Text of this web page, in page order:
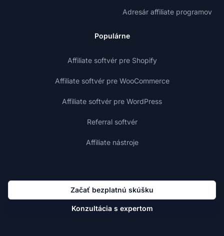
Adresár affiliate programov
Populárne
Affiliate softvér pre Shopify
Affiliate softvér pre WooCommerce
Affiliate softvér pre WordPress
Referral softvér
Affiliate nástroje
Začať bezplatnú skúšku
Konzultácia s expertom